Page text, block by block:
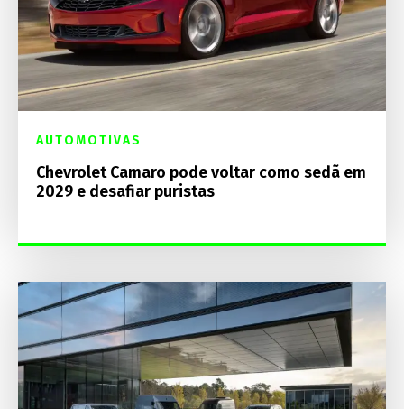
AUTOMOTIVAS
Chevrolet Camaro pode voltar como sedã em
2029 e desafiar puristas